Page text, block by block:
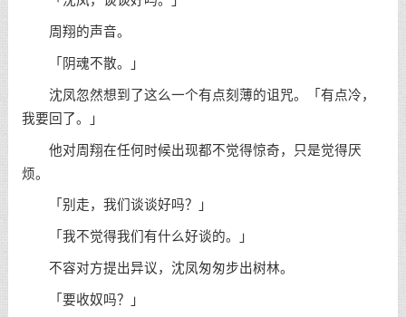
周翔的声音。
「阴魂不散。」
沈凤忽然想到了这么一个有点刻薄的诅咒。「有点冷，
我要回了。」
他对周翔在任何时候出现都不觉得惊奇，只是觉得厌
烦。
「别走，我们谈谈好吗？」
「我不觉得我们有什么好谈的。」
不容对方提出异议，沈凤匆匆步出树林。
「要收奴吗？」